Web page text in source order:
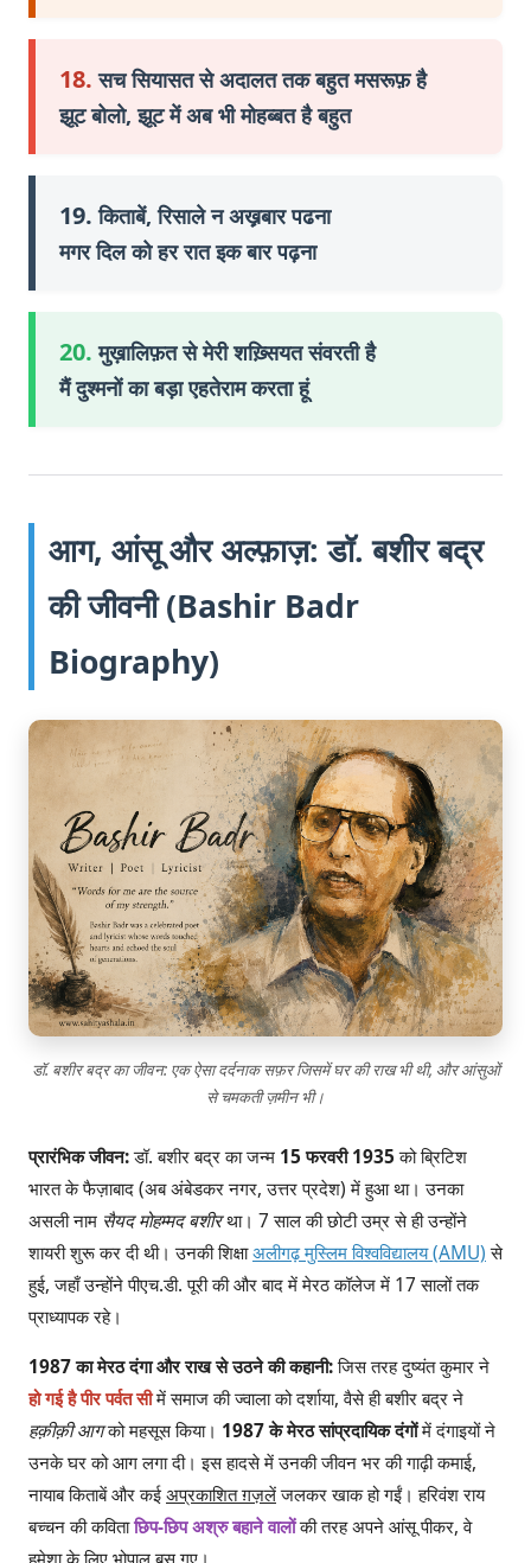
18. सच सियासत से अदालत तक बहुत मसरूफ़ है
झूट बोलो, झूट में अब भी मोहब्बत है बहुत
19. किताबें, रिसाले न अख़़बार पढना
मगर दिल को हर रात इक बार पढ़ना
20. मुख़ालिफ़त से मेरी शख़्सियत संवरती है
मैं दुश्मनों का बड़ा एहतेराम करता हूं
आग, आंसू और अल्फ़ाज़: डॉ. बशीर बद्र
की जीवनी (Bashir Badr
Biography)
डॉ. बशीर बद्र का जीवन: एक ऐसा दर्दनाक सफ़र जिसमें घर की राख भी थी, और आंसुओं
से चमकती ज़मीन भी।
प्रारंभिक जीवन:डॉ. बशीर बद्र का जन्म 15 फरवरी 1935को ब्रिटिश
भारत के फैज़ाबाद (अब अंबेडकर नगर, उत्तर प्रदेश) में हुआ था। उनका
असली नाम सैयद मोहम्मद बशीरथा। 7 साल की छोटी उम्र से ही उन्होंने
शायरी शुरू कर दी थी। उनकी शिक्षाअलीगढ़ मुस्लिम विश्वविद्यालय (AMU)से
हुई, जहाँ उन्होंने पीएच.डी. पूरी की और बाद में मेरठ कॉलेज में 17 सालों तक
प्राध्यापक रहे।
1987 का मेरठ दंगा और राख से उठने की कहानी:जिस तरह दुष्यंत कुमार ने
हो गई है पीर पर्वत सीमें समाज की ज्वाला को दर्शाया, वैसे ही बशीर बद्र ने
हक़ीक़ी आगको महसूस किया। 1987 के मेरठ सांप्रदायिक दंगोंमें दंगाइयों ने
उनके घर को आग लगा दी। इस हादसे में उनकी जीवन भर की गाढ़ी कमाई,
नायाब किताबें और कईअप्रकाशित ग़ज़लेंजलकर खाक हो गईं। हरिवंश राय
बच्चन की कविताछिप-छिप अश्रु बहाने वालोंकी तरह अपने आंसू पीकर, वे